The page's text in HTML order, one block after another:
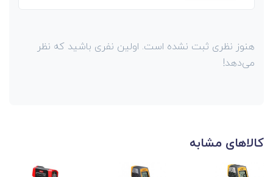
هنوز نظری ثبت نشده است. اولین نفری باشید که نظر
می‌دهد!
کالاهای مشابه